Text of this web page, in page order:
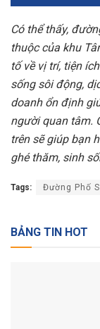
Có thể thấy,
thuộc của khu
tố về vị trí, tiện
sống sôi động,
doanh ổn định
người quan tâm.
trên sẽ giúp bạn
ghé thăm, sinh
Tags: Đường Phố
BẢNG TIN HOT